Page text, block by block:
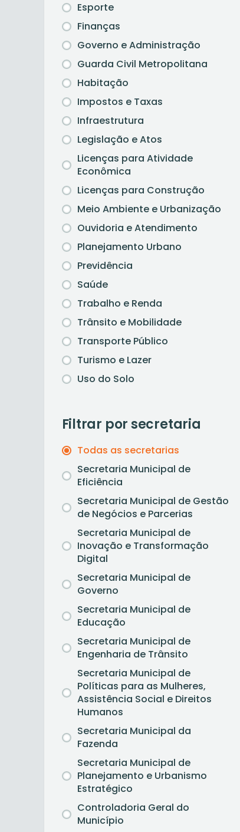
Esporte
Finanças
Governo e Administração
Guarda Civil Metropolitana
Habitação
Impostos e Taxas
Infraestrutura
Legislação e Atos
Licenças para Atividade
Econômica
Licenças para Construção
Meio Ambiente e Urbanização
Ouvidoria e Atendimento
Planejamento Urbano
Previdência
Saúde
Trabalho e Renda
Trânsito e Mobilidade
Transporte Público
Turismo e Lazer
Uso do Solo
Filtrar por secretaria
Todas as secretarias
Secretaria Municipal de
Eficiência
Secretaria Municipal de Gestão
de Negócios e Parcerias
Secretaria Municipal de
Inovação e Transformação
Digital
Secretaria Municipal de
Governo
Secretaria Municipal de
Educação
Secretaria Municipal de
Engenharia de Trânsito
Secretaria Municipal de
Políticas para as Mulheres,
Assistência Social e Direitos
Humanos
Secretaria Municipal da
Fazenda
Secretaria Municipal de
Planejamento e Urbanismo
Estratégico
Controladoria Geral do
Município